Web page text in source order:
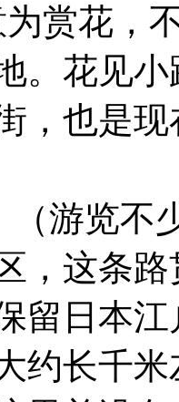
为赏花，
。花见
，也是
（游览不
，这条
留日本
约长千